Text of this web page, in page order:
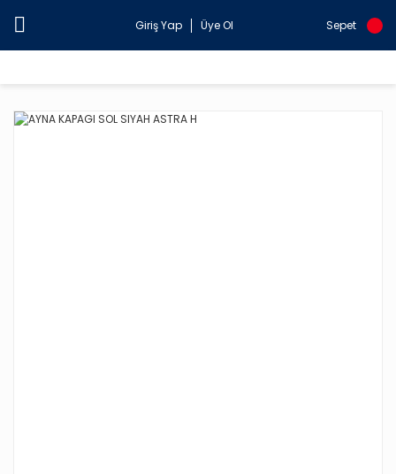
Giriş Yap Üye Ol Sepet